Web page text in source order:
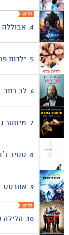
4. אבוללה
5. ילדות
6. לב רחב
7. מיסטר
8. סטיב
9. אוורסט
10. הלילה